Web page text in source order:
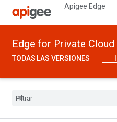
Apigee Edge
Edge for Private Cloud
TODAS LAS VERSIONES